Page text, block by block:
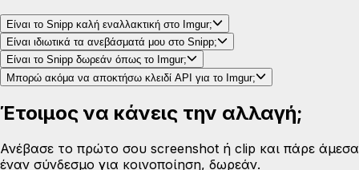
Είναι το Snipp καλή εναλλακτική στο Imgur;
Είναι ιδιωτικά τα ανεβάσματά μου στο Snipp;
Είναι το Snipp δωρεάν όπως το Imgur;
Μπορώ ακόμα να αποκτήσω κλειδί API για το Imgur;
Έτοιμος να κάνεις την αλλαγή;
Ανέβασε το πρώτο σου screenshot ή clip και πάρε άμεσα
έναν σύνδεσμο για κοινοποίηση, δωρεάν.